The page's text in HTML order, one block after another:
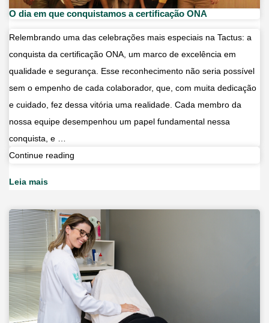
Bem-
O dia em que conquistamos a certificação ONA
Relembrando uma das celebrações mais especiais na Tactus: a
conquista da certificação ONA, um marco de excelência em
qualidade e segurança. Esse reconhecimento não seria possível
sem o empenho de cada colaborador, que, com muita dedicação
e cuidado, fez dessa vitória uma realidade. Cada membro da
nossa equipe desempenhou um papel fundamental nessa
conquista, e …
Continue reading
conquistamos
a
certificação
ONA
Leia mais